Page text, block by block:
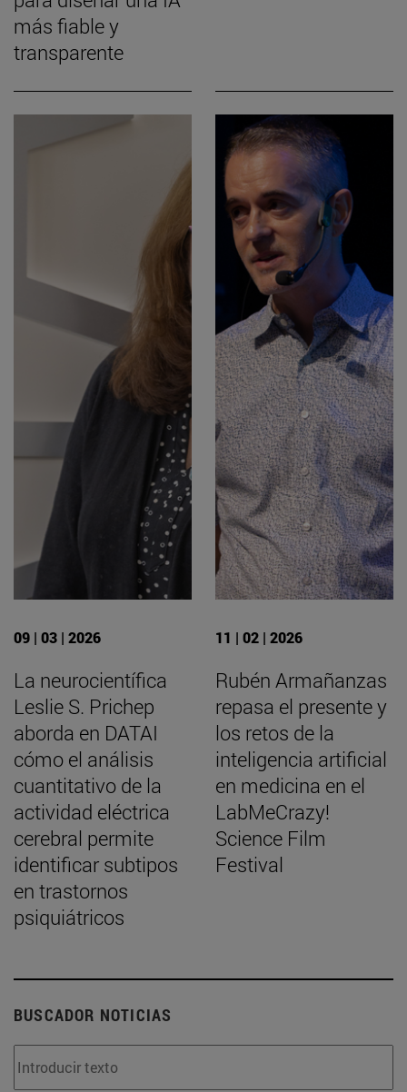
más fiable y
transparente
09 | 03 | 2026
La neurocientífica
Leslie S. Prichep
aborda en DATAI
cómo el análisis
cuantitativo de la
actividad eléctrica
cerebral permite
identificar subtipos
en trastornos
psiquiátricos
11 | 02 | 2026
Rubén Armañanzas
repasa el presente y
los retos de la
inteligencia artificial
en medicina en el
LabMeCrazy!
Science Film
Festival
BUSCADOR NOTICIAS